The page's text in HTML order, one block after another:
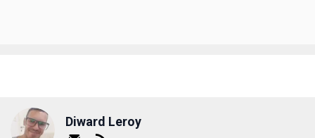
Diward Leroy